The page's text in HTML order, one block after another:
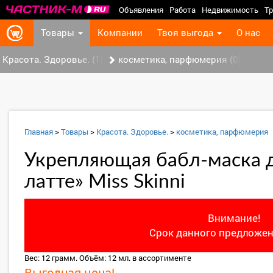
Объявления Работа Недвижимость
Товары Компании Твоя выгода О нас
Красота. Здоровье. (1) косметика, парфюмерия (0)
Главная>Товары > Красота. Здоровье.> косметика, парфюмерия
Укрепляющая бабл-маска
латте» Miss Skinni
Внимание!
Срок данного
Вес: 12 грамм. Объём: 12 мл. в ассортименте